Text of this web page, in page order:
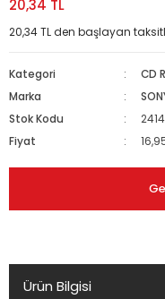
20,34 TL
20,34 TL den başlayan
Kategori
CD
Marka
Stok Kodu
Fiyat
Ürün Bilgisi